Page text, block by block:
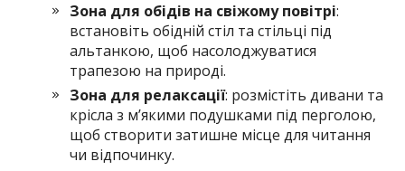
Зона для обідів на свіжому повітрі:
встановіть обідній стіл та стільці під
альтанкою, щоб насолоджуватися
трапезою на природі.
Зона для релаксації: розмістіть дивани та
крісла з м’якими подушками під перголою,
щоб створити затишне місце для читання
чи відпочинку.